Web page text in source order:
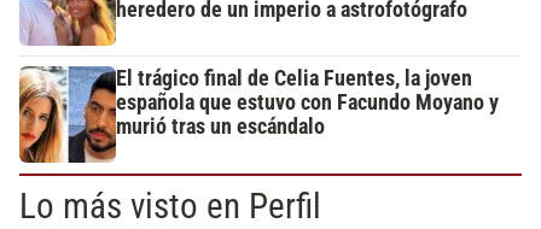
heredero de un imperio a astrofotógrafo
El trágico final de Celia Fuentes, la joven
española que estuvo con Facundo Moyano y
murió tras un escándalo
Lo más visto en Perfil